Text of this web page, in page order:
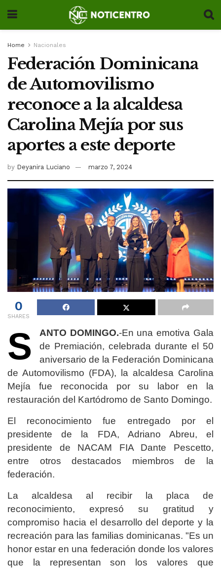
Home Nacionales
Federación Dominicana
de Automovilismo
reconoce a la alcaldesa
Carolina Mejía por sus
aportes a este deporte
by Deyanira Luciano marzo 7, 2024
0
SHARES
S ANTO DOMINGO.-En una emotiva Gala
de Premiación, celebrada durante el 50
aniversario de la Federación Dominicana
de Automovilismo (FDA), la alcaldesa Carolina
Mejía fue reconocida por su labor en la
restauración del Kartódromo de Santo Domingo.
El reconocimiento fue entregado por el
presidente de la FDA, Adriano Abreu, el
presidente de NACAM FIA Dante Pescetto,
entre otros destacados miembros de la
federación.
La alcaldesa al recibir la placa de
reconocimiento, expresó su gratitud y
compromiso hacia el desarrollo del deporte y la
recreación para las familias dominicanas. "Es un
honor estar en una federación donde los valores
que la representan son los valores que